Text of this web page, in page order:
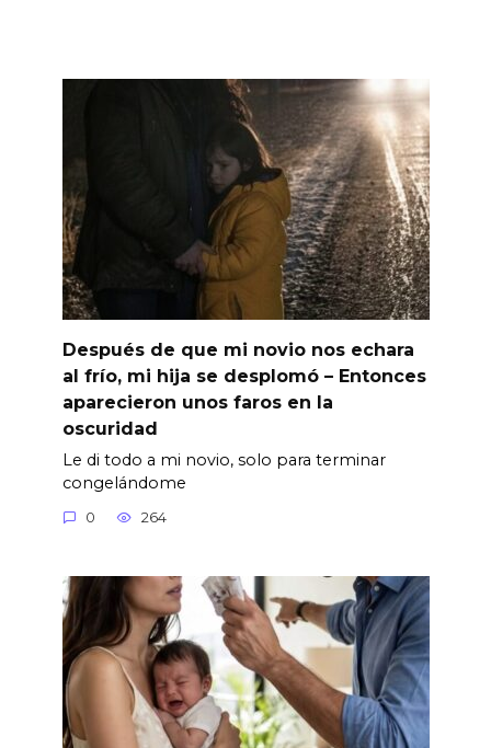
Después de que mi novio nos echara
al frío, mi hija se desplomó – Entonces
aparecieron unos faros en la
oscuridad
Le di todo a mi novio, solo para terminar
congelándome
0 264